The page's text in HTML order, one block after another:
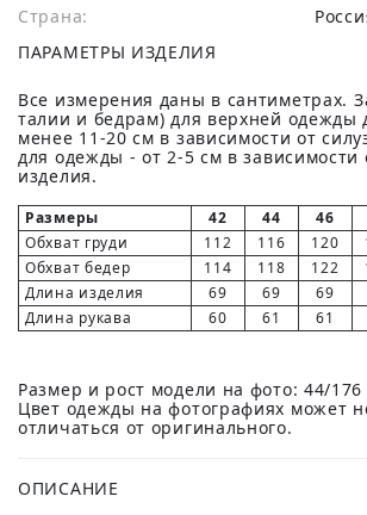
Страна:
ПАРАМЕТРЫ ИЗДЕЛИЯ
Все измерения даны в сантиметрах.
талии и бедрам) для верхней одежды
менее 11-20 см в зависимости от
для одежды - от 2-5 см в зависимости
изделия.
Размеры 42 44 46
Обхват груди
112 116 120
Обхват бедер
114 118 122
Длина изделия
69 69 69
Длина рукава
60 61 61
Размер и рост модели на фото: 44/176
Цвет одежды на фотографиях может
отличаться от оригинального.
ОПИСАНИЕ